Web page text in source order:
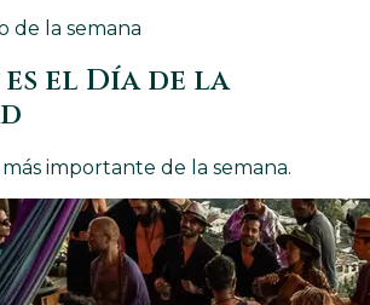
de la semana
el Día de la
importante de la semana.